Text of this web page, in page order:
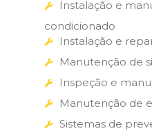
Instalação e
condicionado
Instalação e
Manutenção de
Inspeção e
Manutenção de
Sistemas de